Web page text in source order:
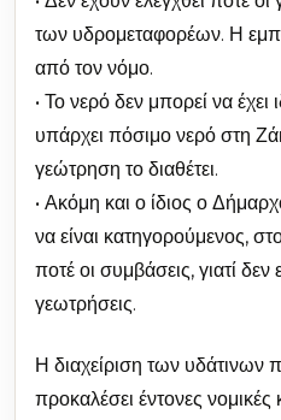
των υδρομεταφορέων. Η
από τον νόμο.
• Το νερό δεν μπορεί να έχει
υπάρχει πόσιμο νερό στη
γεώτρηση το διαθέτει.
• Ακόμη και ο ίδιος ο
να είναι κατηγορούμενος,
ποτέ οι συμβάσεις, γιατί
γεωτρήσεις.
Η διαχείριση των υδάτινων
προκαλέσει έντονες νομικές